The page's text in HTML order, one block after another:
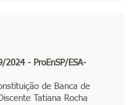
2024 - ProEnSP/ESA-
de Banca de
Tatiana Rocha